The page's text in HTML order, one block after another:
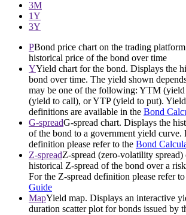
3М
1Y
3Y
PBond price chart on the trading
historical price of the bond over time
YYield chart for the bond. Displays the
bond over time. The yield shown
may be one of the following: YTM
(yield to call), or YTP (yield to put). Yield
definitions are available in the Bond
G-spreadG-spread chart. Displays the
of the bond to a government yield curve.
definition please refer to the Bond
Z-spreadZ-spread (zero-volatility
historical Z-spread of the bond over a
For the Z-spread definition please refer
Guide
MapYield map. Displays an interactive
duration scatter plot for bonds issued by